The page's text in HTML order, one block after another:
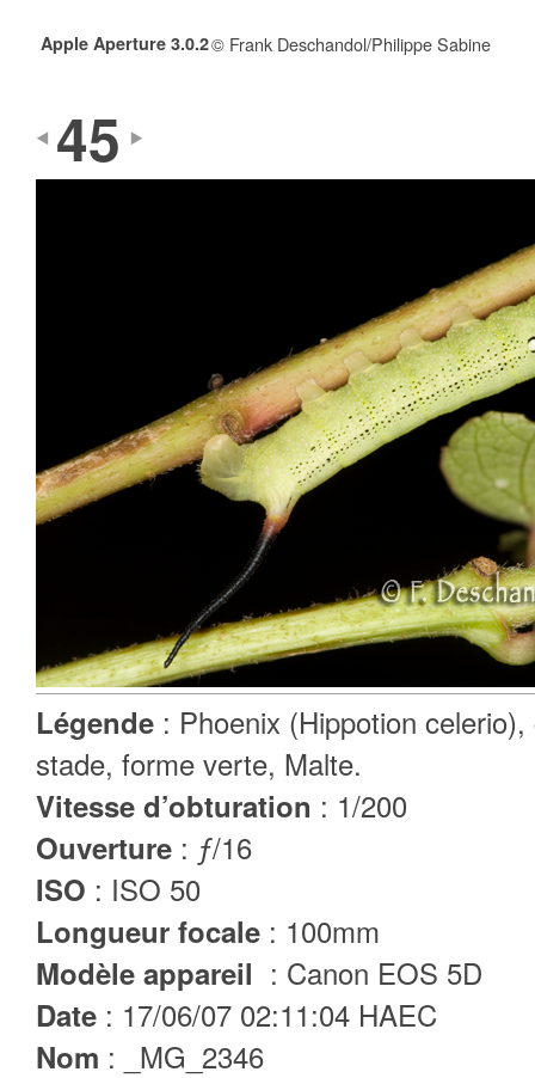
Apple Aperture 3.0.2© Frank Deschandol/Philippe Sabine
45
Légende : Phoenix (Hippotion
stade, forme verte, Malte.
Vitesse d’obturation : 1/200
Ouverture : ƒ/16
ISO : ISO 50
Longueur focale : 100mm
Modèle appareil : Canon EOS 5D
Date : 17/06/07 02:11:04 HAEC
Nom : _MG_2346